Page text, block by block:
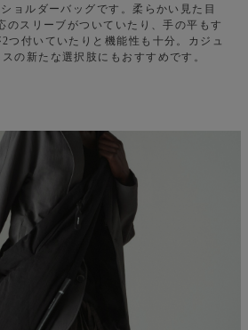
ョルダーバッグです。柔らかい見た目
のスリーブがついていたり、手の平もす
つ付いていたりと機能性も十分。カジュ
の新たな選択肢にもおすすめです。